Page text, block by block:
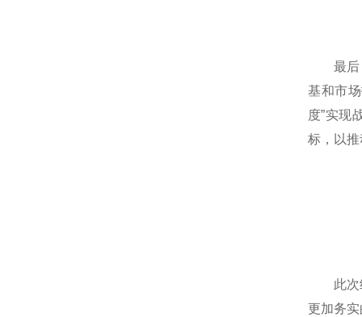
最后，
基和市
度”实现
标，以
此次经
更加务